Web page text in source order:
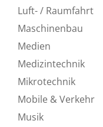
Luft- / Raumfahrt
Maschinenbau
Medien
Medizintechnik
Mikrotechnik
Mobile & Verkehr
Musik